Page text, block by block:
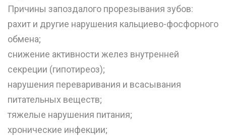
Причины запоздалого прорезывания зубов:
рахит и другие нарушения кальциево-фосфорного
обмена;
снижение активности желез внутренней
секреции (гипотиреоз);
нарушения переваривания и всасывания
питательных веществ;
тяжелые нарушения питания;
хронические инфекции;